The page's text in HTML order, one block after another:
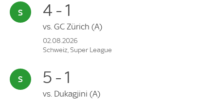
4 - 1
vs. GC Zürich (A)
02.08.2026
Schweiz, Super League
5 - 1
vs. Dukagjini (A)